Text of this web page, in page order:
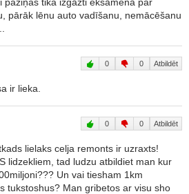
pārāk lēnu auto vadīšanu, nemācēšanu
0 0 Atbildēt
ir lieka.
0 0 Atbildēt
lielaks celja remonts ir uzraxts!
lidzekliem, tad ludzu atbildiet man kur
Un vai tiesham 1km
tukstoshus? Man gribetos ar visu sho